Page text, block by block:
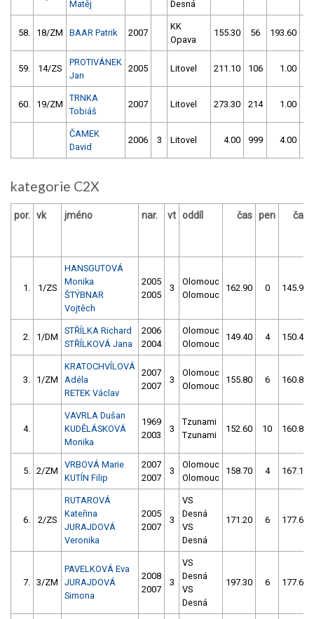
Matěj
Desná
58. 18/ZM BAAR Patrik 2007
KK
Opava
155.30 56 193.60
59. 14/ZS
PROTIVÁNEK
Jan
2005 Litovel 211.10 106 1.00
60. 19/ZM
TRNKA
Tobiáš
2007 Litovel 273.30 214 1.00
ČAMEK
David
2006 3 Litovel 4.00 999 4.00
kategorie C2X
por. vk jméno nar. vt oddíl čas pen čas
1. 1/ZS
HANSGUTOVÁ
Monika
ŠTÝBNAR
Vojtěch
2005
2005
3
Olomouc
Olomouc
162.90 0 145.90
2. 1/DM
STŘÍLKA Richard
STŘÍLKOVÁ Jana
2006
2004
Olomouc
Olomouc
149.40 4 150.40
3. 1/ZM
KRATOCHVÍLOVÁ
Adéla
RETEK Václav
2007
2007
3
Olomouc
Olomouc
155.80 6 160.80
4.
VAVRLA Dušan
KUDĚLÁSKOVÁ
Monika
1969
2003
3
Tzunami
Tzunami
152.60 10 160.80
5. 2/ZM
VRBOVÁ Marie
KUTÍN Filip
2007
2007
3
Olomouc
Olomouc
158.70 4 167.10
6. 2/ZS
RUTAROVÁ
Kateřina
JURAJDOVÁ
Veronika
2005
2007
3
VS
Desná
VS
Desná
171.20 6 177.60
7. 3/ZM
PAVELKOVÁ Eva
JURAJDOVÁ
Simona
2008
2007
3
VS
Desná
VS
Desná
197.30 6 177.60